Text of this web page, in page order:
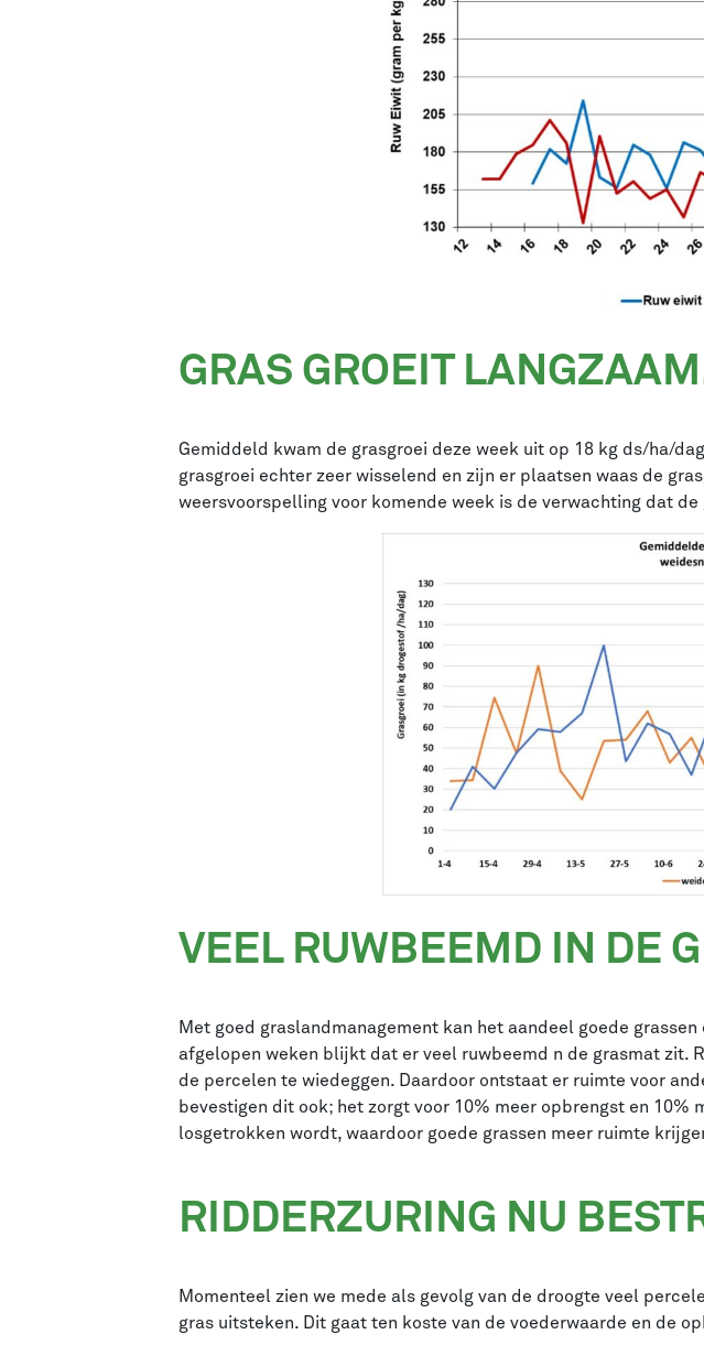
GRAS GROEIT
Gemiddeld kwam de grasgroei deze week uit op 18 kg ds/ha/
grasgroei echter zeer wisselend en zijn er plaatsen waas de
weersvoorspelling voor komende week is de verwachting dat
VEEL RUWBEEMD IN DE
Met goed graslandmanagement kan het aandeel goede
afgelopen weken blijkt dat er veel ruwbeemd n de grasmat zit.
de percelen te wiedeggen. Daardoor ontstaat er ruimte voor
bevestigen dit ook; het zorgt voor 10% meer opbrengst en 10%
losgetrokken wordt, waardoor goede grassen meer ruimte
RIDDERZURING NU
Momenteel zien we mede als gevolg van de droogte veel
gras uitsteken. Dit gaat ten koste van de voederwaarde en de